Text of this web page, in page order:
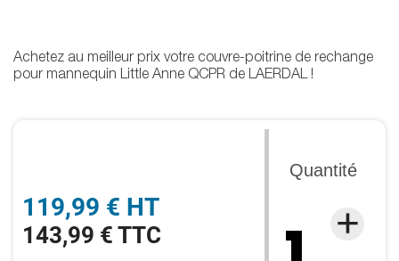
119,99 € HT
143,99 € TTC
Quantité
Achetez au meilleur prix votre couvre-poitrine de rechange
pour mannequin Little Anne QCPR de LAERDAL !